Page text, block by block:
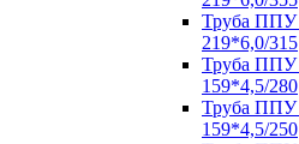
Труба
219*6,0/315
Труба
159*4,5/280
Труба
159*4,5/250